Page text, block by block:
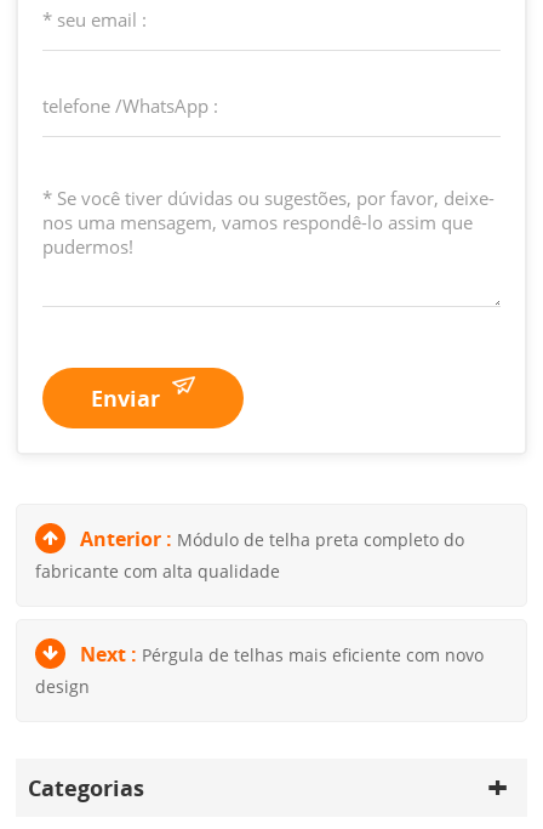
Enviar
Anterior : Módulo de telha preta completo do
fabricante com alta qualidade
Next : Pérgula de telhas mais eficiente com novo
design
Categorias